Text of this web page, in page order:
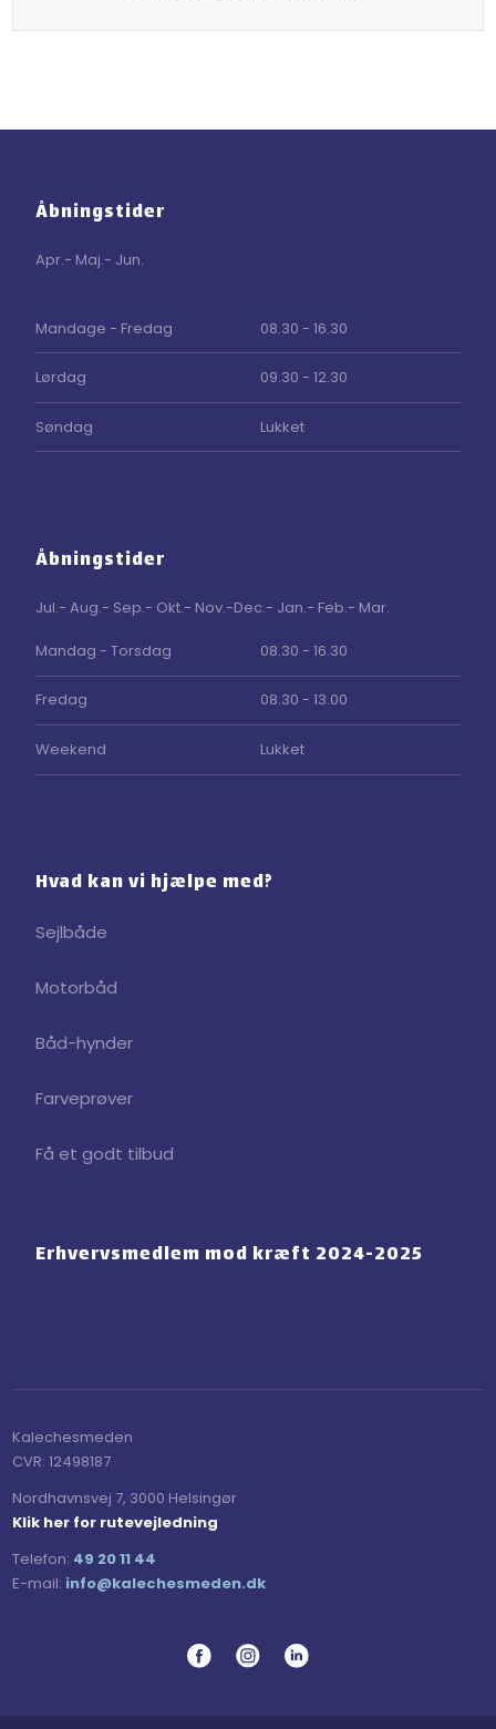
Åbningstider
Apr.- Maj.- Jun.
​Mandage - Fredag 08.30 - 16.30
Lørdag 09.30 - 12.30
Søndag Lukket
Åbningstider
Jul.- Aug.- Sep.- Okt.- Nov.-Dec.- Jan.- Feb.- Mar.
Mandag - Torsdag 08.30 - 16.30
Fredag 08.30 - 13.00
Weekend Lukket
Hvad kan vi hjælpe med?
Sejlbåde
Motorbåd
Båd-hynder
Farveprøver
Få et godt tilbud
Erhvervsmedlem mod ​kræft 2024-2025
Kalechesmeden​
CVR:​ 12498187
Nordhavnsvej 7, 3000 Helsingør
Klik her for rutevejledning
Telefon: 49 20 11 44
E-mail: ​info@kalechesmeden.dk​